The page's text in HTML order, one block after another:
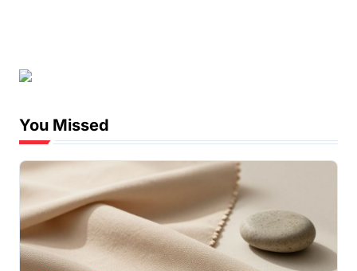
Kompletny przewodnik po
aranżacji i wykończeniu
wnętrz